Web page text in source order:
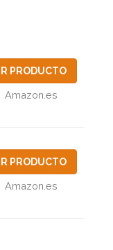
PRODUCTO
Amazon.es
PRODUCTO
Amazon.es